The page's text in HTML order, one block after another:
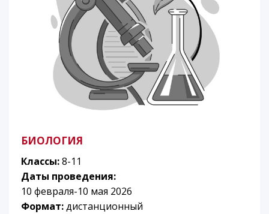
БИОЛОГИЯ
Классы:8-11
Даты проведения:
10 февраля-10 мая 2026
Формат:дистанционный